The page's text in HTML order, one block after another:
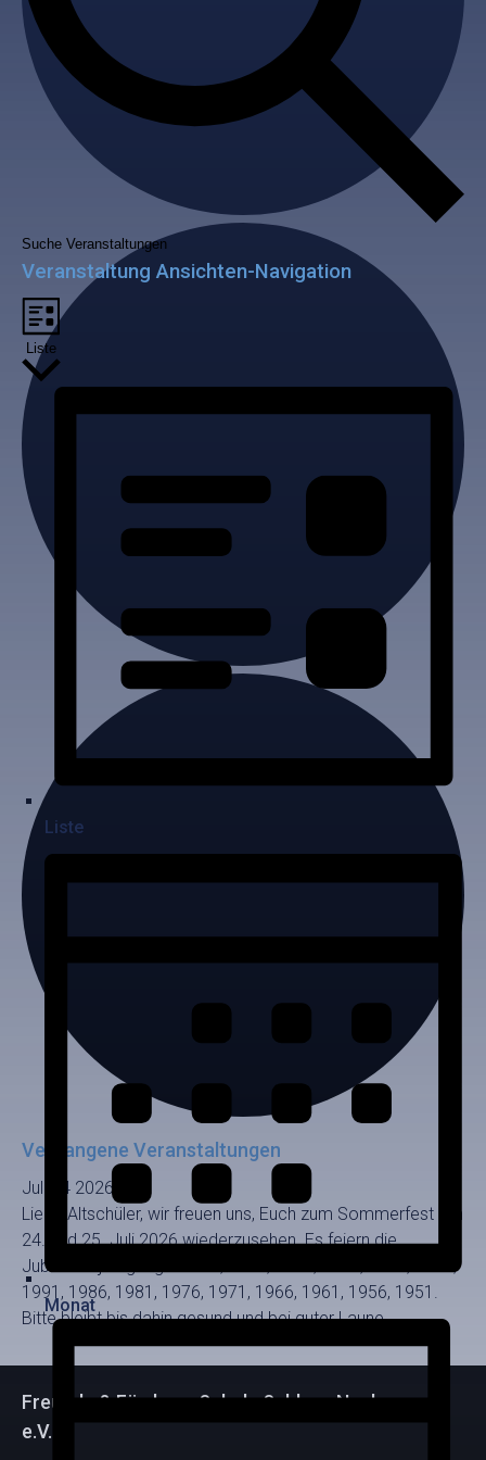
Suche Veranstaltungen
Veranstaltung Ansichten-Navigation
Liste
Liste
Monat
Vergangene Veranstaltungen
Juli 24 2026
Liebe Altschüler, wir freuen uns, Euch zum Sommerfest am
24. und 25. Juli 2026 wiederzusehen. Es feiern die
Jubiläumsjahrgänge: 2021, 2016, 2011, 2006, 2001, 1996,
1991, 1986, 1981, 1976, 1971, 1966, 1961, 1956, 1951.
Bitte bleibt bis dahin gesund und bei guter Laune.
Freunde & Förderer Schule Schloss Neubeuern
e.V.